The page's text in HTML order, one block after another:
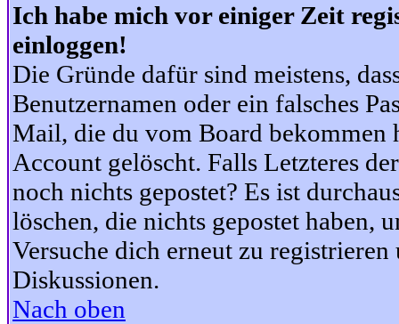
Ich habe mich vor einiger Zeit
einloggen!
Die Gründe dafür sind meistens,
Benutzernamen oder ein falsches
Mail, die du vom Board bekommen
Account gelöscht. Falls Letzteres
noch nichts gepostet? Es ist
löschen, die nichts gepostet haben,
Versuche dich erneut zu
Diskussionen.
Nach oben